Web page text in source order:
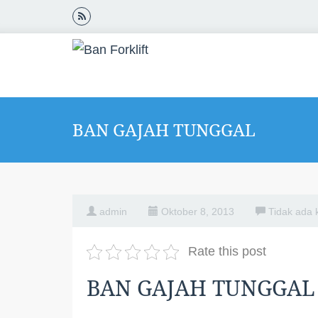
BAN GAJAH TUNGGAL
admin Oktober 8, 2013 Tidak ada
Rate this post
BAN GAJAH TUNGGAL